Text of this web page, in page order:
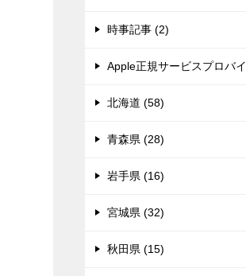
時事記事 (2)
Apple正規サービスプロバ
北海道 (58)
青森県 (28)
岩手県 (16)
宮城県 (32)
秋田県 (15)